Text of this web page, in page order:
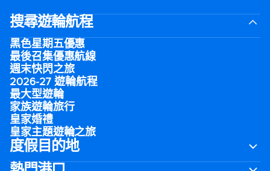
搜尋遊輪航程
黑色星期五優惠
最後召集優惠航線
週末快閃之旅
2026-27 遊輪航程
最大型遊輪
家族遊輪旅行
皇家婚禮
皇家主題遊輪之旅
度假目的地